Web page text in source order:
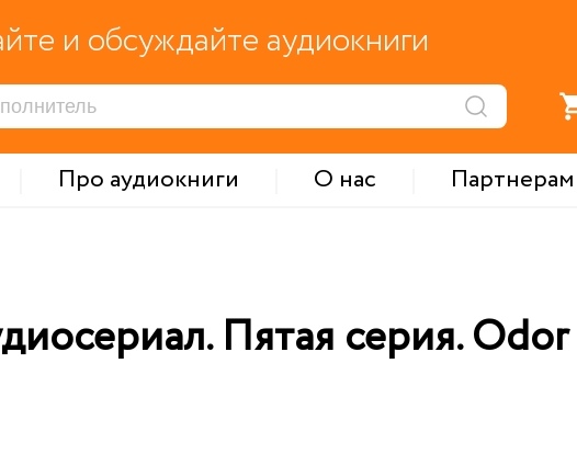
и обсуждайте аудиокниги
Про аудиокниги О нас
Партнерам
Пятая серия.